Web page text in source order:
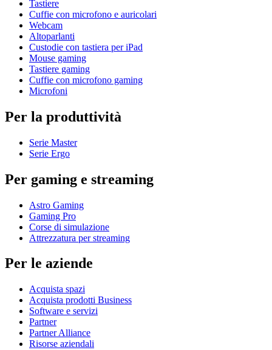
Tastiere
Cuffie con microfono e auricolari
Webcam
Altoparlanti
Custodie con tastiera per iPad
Mouse gaming
Tastiere gaming
Cuffie con microfono gaming
Microfoni
Per la produttività
Serie Master
Serie Ergo
Per gaming e streaming
Astro Gaming
Gaming Pro
Corse di simulazione
Attrezzatura per streaming
Per le aziende
Acquista spazi
Acquista prodotti Business
Software e servizi
Partner
Partner Alliance
Risorse aziendali